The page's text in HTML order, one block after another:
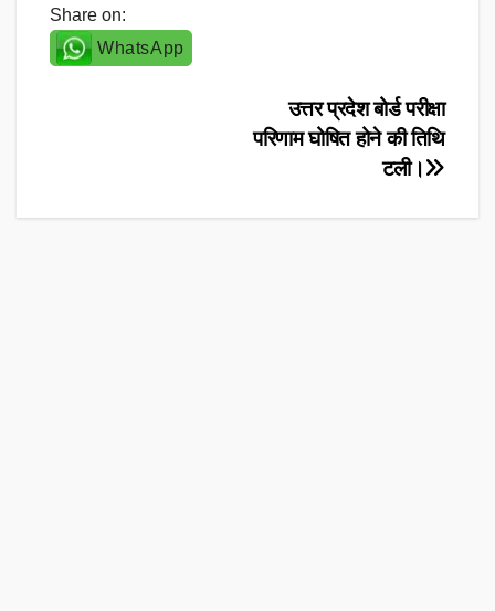
Share on:
WhatsApp
उत्तर प्रदेश बोर्ड परीक्षा
परिणाम घोषित होने की तिथि
टली।